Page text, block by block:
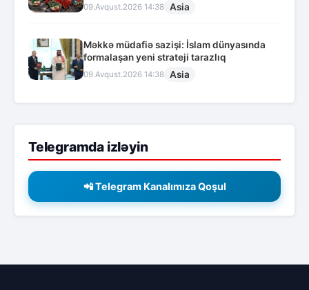
09.Avqust.2026 14:38 Asia
Məkkə müdafiə sazişi: İslam dünyasında
formalaşan yeni strateji tarazlıq
09.Avqust.2026 14:38 Asia
Telegramda izləyin
📲 Telegram Kanalımıza Qoşul